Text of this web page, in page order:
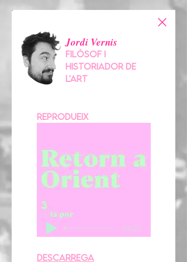
Jordi Vernis
FILÒSOF I
HISTORIADOR DE
L'ART
reprodueix
-04:27
descarrega